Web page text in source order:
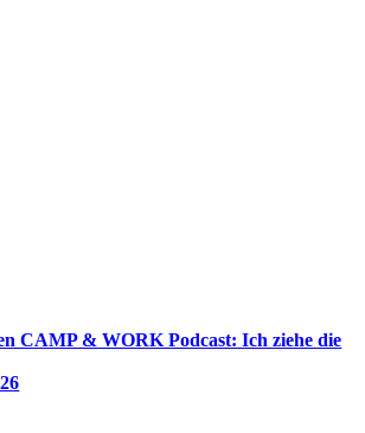
CAMP & WORK Podcast: Ich ziehe die